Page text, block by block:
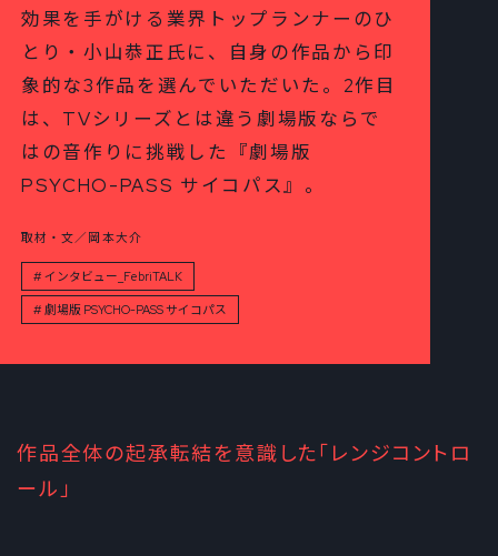
効果を手がける業界トップランナーのひ
とり・小山恭正氏に、自身の作品から印
象的な3作品を選んでいただいた。2作目
は、TVシリーズとは違う劇場版ならで
はの音作りに挑戦した『劇場版
PSYCHO-PASS サイコパス』。
取材・文／岡本大介
インタビュー_FebriTALK
劇場版 PSYCHO-PASS サイコパス
作品全体の起承転結を意識した「レンジコントロ
ール」